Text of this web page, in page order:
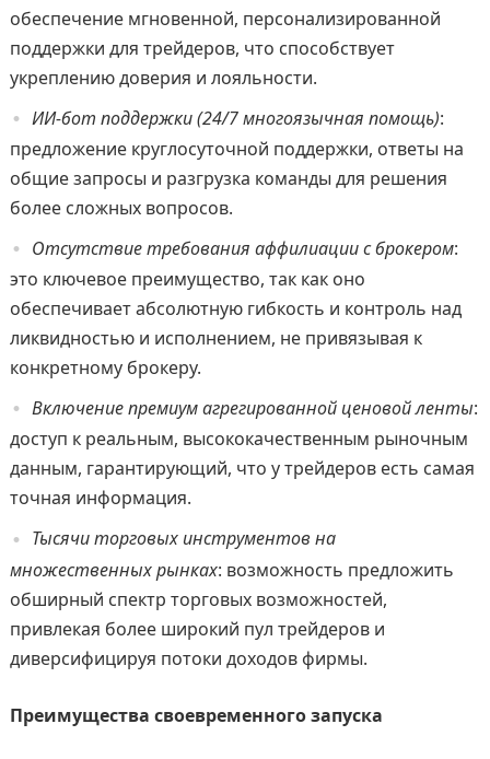
обеспечение мгновенной, персонализированной
поддержки для трейдеров, что способствует
укреплению доверия и лояльности.
ИИ-бот поддержки (24/7 многоязычная помощь):
предложение круглосуточной поддержки, ответы на
общие запросы и разгрузка команды для решения
более сложных вопросов.
Отсутствие требования аффилиации с брокером:
это ключевое преимущество, так как оно
обеспечивает абсолютную гибкость и контроль над
ликвидностью и исполнением, не привязывая к
конкретному брокеру.
Включение премиум агрегированной ценовой ленты:
доступ к реальным, высококачественным рыночным
данным, гарантирующий, что у трейдеров есть самая
точная информация.
Тысячи торговых инструментов на
множественных рынках: возможность предложить
обширный спектр торговых возможностей,
привлекая более широкий пул трейдеров и
диверсифицируя потоки доходов фирмы.
Преимущества своевременного запуска